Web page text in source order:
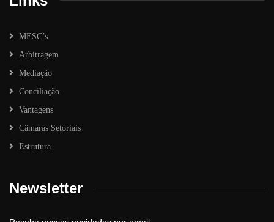
MESC’s
Arbitragem
Mediação
Conciliação
Vantagens
Câmaras Setoriais
Estrutura
Newsletter